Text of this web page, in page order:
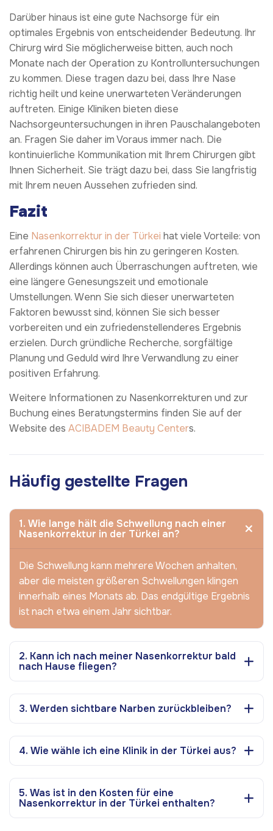
Darüber hinaus ist eine gute Nachsorge für ein
optimales Ergebnis von entscheidender Bedeutung. Ihr
Chirurg wird Sie möglicherweise bitten, auch noch
Monate nach der Operation zu Kontrolluntersuchungen
zu kommen. Diese tragen dazu bei, dass Ihre Nase
richtig heilt und keine unerwarteten Veränderungen
auftreten. Einige Kliniken bieten diese
Nachsorgeuntersuchungen in ihren Pauschalangeboten
an. Fragen Sie daher im Voraus immer nach. Die
kontinuierliche Kommunikation mit Ihrem Chirurgen gibt
Ihnen Sicherheit. Sie trägt dazu bei, dass Sie langfristig
mit Ihrem neuen Aussehen zufrieden sind.
Fazit
Eine Nasenkorrektur in der Türkei hat viele Vorteile: von
erfahrenen Chirurgen bis hin zu geringeren Kosten.
Allerdings können auch Überraschungen auftreten, wie
eine längere Genesungszeit und emotionale
Umstellungen. Wenn Sie sich dieser unerwarteten
Faktoren bewusst sind, können Sie sich besser
vorbereiten und ein zufriedenstellenderes Ergebnis
erzielen. Durch gründliche Recherche, sorgfältige
Planung und Geduld wird Ihre Verwandlung zu einer
positiven Erfahrung.
Weitere Informationen zu Nasenkorrekturen und zur
Buchung eines Beratungstermins finden Sie auf der
Website des ACIBADEM Beauty Centers.
Häufig gestellte Fragen
1. Wie lange hält die Schwellung nach einer
Nasenkorrektur in der Türkei an?
Die Schwellung kann mehrere Wochen anhalten,
aber die meisten größeren Schwellungen klingen
innerhalb eines Monats ab. Das endgültige Ergebnis
ist nach etwa einem Jahr sichtbar.
2. Kann ich nach meiner Nasenkorrektur bald
nach Hause fliegen?
3. Werden sichtbare Narben zurückbleiben?
4. Wie wähle ich eine Klinik in der Türkei aus?
5. Was ist in den Kosten für eine
Nasenkorrektur in der Türkei enthalten?